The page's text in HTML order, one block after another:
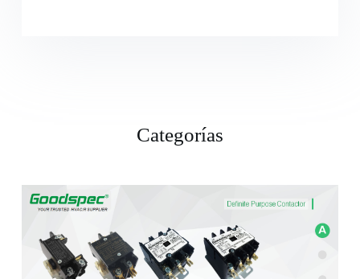
Categorías